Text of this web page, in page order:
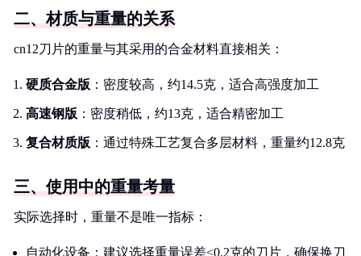
二、材质与重量的关系
cn12刀片的重量与其采用的合金材料直接相关：
硬质合金版 ：密度较高，约14.5克，适合高强度加工
高速钢版 ：密度稍低，约13克，适合精密加工
复合材质版 ：通过特殊工艺复合多层材料，重量约12.8克
三、使用中的重量考量
实际选择时，重量不是唯一指标：
自动化设备：建议选择重量误差≤0.2克的刀片，确保换刀